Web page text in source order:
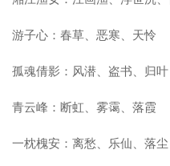
游子心：春草、恶寒、天怜
孤魂倩影：风潜、盗书、归叶
青云峰：断虹、雾霭、落霞
一枕槐安：离愁、乐仙、落尘